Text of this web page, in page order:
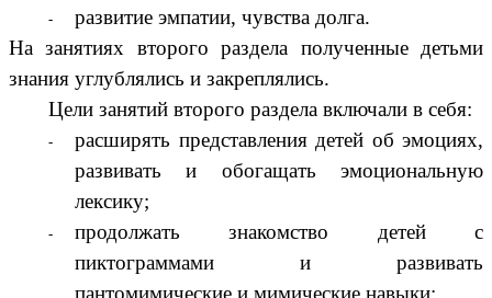
развитие эмпатии, чувства долга.
На занятиях второго раздела полученные детьми
знания углублялись и закреплялись.
Цели занятий второго раздела включали в себя:
расширять представления детей об эмоциях,
развивать и обогащать эмоциональную
лексику;
продолжать знакомство детей с
пиктограммами и развивать
пантомимические и мимические навыки;